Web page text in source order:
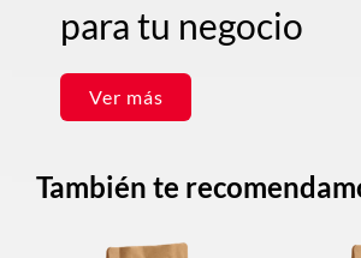
para tu negocio
Ver más
También te